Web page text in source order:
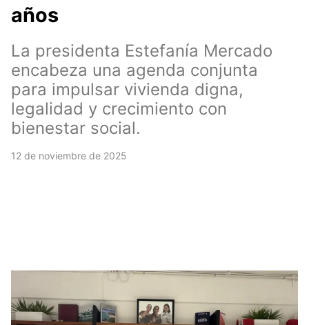
años
La presidenta Estefanía Mercado
encabeza una agenda conjunta
para impulsar vivienda digna,
legalidad y crecimiento con
bienestar social.
12 de noviembre de 2025